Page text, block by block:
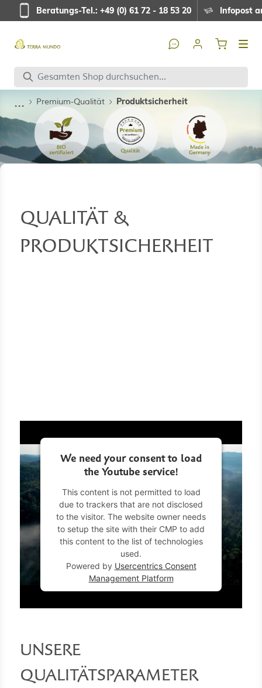
Direkt zum InhaltBeratungs-Tel.: +49 (0) 61 72 - 18 53 20 Infopost
für Kategorie Über Uns
... Premium-Qualität Produktsicherheit
QUALITÄT &
PRODUKTSICHERHEIT
We need your consent to load
the Youtube service!
This content is not permitted to load
due to trackers that are not disclosed
to the visitor. The website owner needs
to setup the site with their CMP to add
this content to the list of technologies
used.
Powered by Usercentrics Consent
Management Platform
UNSERE
QUALITÄTSPARAMETER